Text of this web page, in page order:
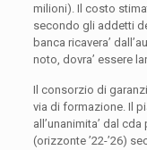
milioni). Il costo
secondo gli addetti
banca ricavera’
noto, dovra’ essere
Il consorzio di
via di formazione. Il
all’unanimita’ dal
(orizzonte ’22-’26)